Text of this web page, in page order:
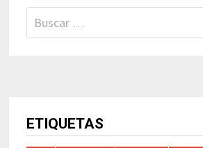
Buscar:
ETIQUETAS